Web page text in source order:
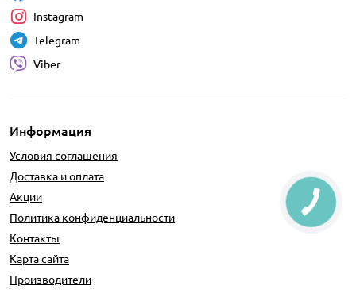
Информация
Условия соглашения
Доставка и оплата
Акции
Политика конфиденциальности
Контакты
Карта сайта
Производители
Instagram
Telegram
Viber